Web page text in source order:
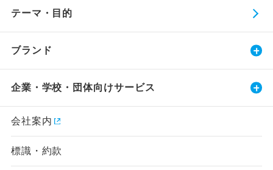
テーマ・目的
ブランド
企業・学校・団体向けサービス
会社案内
標識・約款